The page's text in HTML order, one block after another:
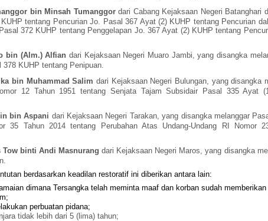
bin Minsah Tumanggordari Cabang Kejaksaan Negeri Batanghari
tentang Pencurian Jo. Pasal 367 Ayat (2) KUHP tentang Pencurian
372 KUHP tentang Penggelapan Jo. 367 Ayat (2) KUHP tentang
bin (Alm.) Alfian dari Kejaksaan Negeri Muaro Jambi, yang disangka
KUHP tentang Penipuan.
bin Muhammad Salimdari Kejaksaan Negeri Bulungan, yang disangka
12 Tahun 1951 tentang Senjata Tajam Subsidair Pasal 335 Ayat
bin Aspani dari Kejaksaan Negeri Tarakan, yang disangka melanggar
35 Tahun 2014 tentang Perubahan Atas Undang-Undang RI Nomor
Tow binti Andi Masnurangdari Kejaksaan Negeri Maros, yang disangka
berdasarkan keadilan restoratif ini diberikan antara lain:
dimana Tersangka telah meminta maaf dan korban sudah
perbuatan pidana;
tidak lebih dari 5 (lima) tahun;